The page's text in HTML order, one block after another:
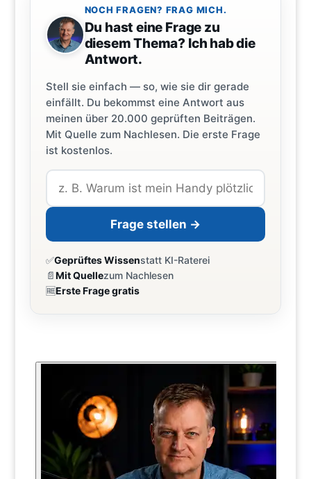
NOCH FRAGEN? FRAG MICH.
Du hast eine Frage zu
diesem Thema? Ich hab die
Antwort.
Stell sie einfach — so, wie sie dir gerade
einfällt. Du bekommst eine Antwort aus
meinen über 20.000 geprüften Beiträgen.
Mit Quelle zum Nachlesen. Die erste Frage
ist kostenlos.
Frage stellen →
✅Geprüftes Wissenstatt KI-Raterei
📄Mit Quellezum Nachlesen
🆓Erste Frage gratis